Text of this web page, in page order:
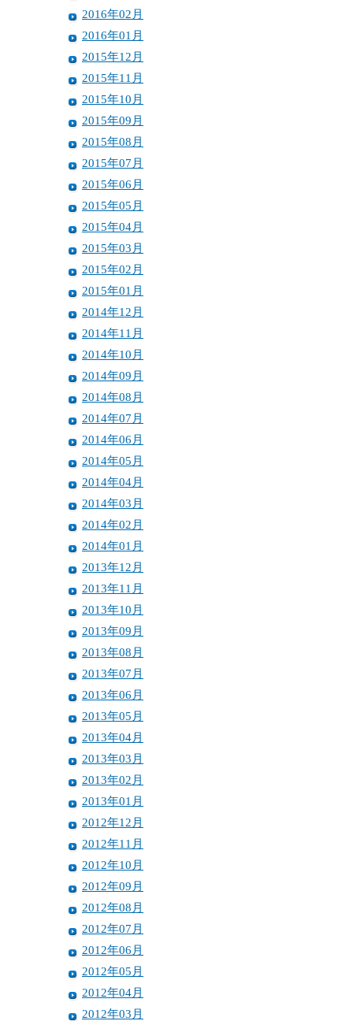
2016年02月
2016年01月
2015年12月
2015年11月
2015年10月
2015年09月
2015年08月
2015年07月
2015年06月
2015年05月
2015年04月
2015年03月
2015年02月
2015年01月
2014年12月
2014年11月
2014年10月
2014年09月
2014年08月
2014年07月
2014年06月
2014年05月
2014年04月
2014年03月
2014年02月
2014年01月
2013年12月
2013年11月
2013年10月
2013年09月
2013年08月
2013年07月
2013年06月
2013年05月
2013年04月
2013年03月
2013年02月
2013年01月
2012年12月
2012年11月
2012年10月
2012年09月
2012年08月
2012年07月
2012年06月
2012年05月
2012年04月
2012年03月